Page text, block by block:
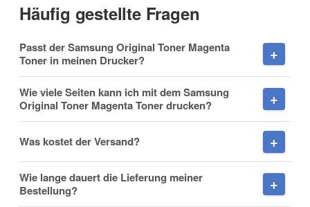
Nachname
Firma
Häufig gestellte Fragen
Passt der Samsung Original Toner Magenta
Toner in meinen Drucker?
Wie viele Seiten kann ich mit dem Samsung
Original Toner Magenta Toner drucken?
Was kostet der Versand?
Wie lange dauert die Lieferung meiner
Bestellung?